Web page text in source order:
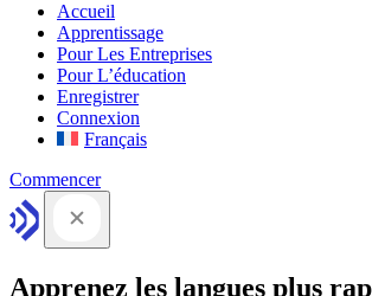
Accueil
Apprentissage
Pour Les Entreprises
Pour L’éducation
Enregistrer
Connexion
Français
Commencer
Apprenez les langues plus